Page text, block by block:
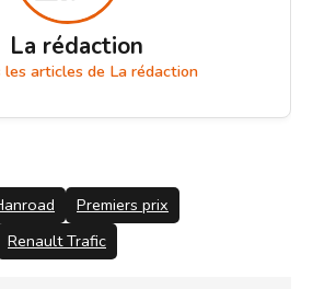
La rédaction
les articles de La rédaction
Premiers prix
Renault Trafic